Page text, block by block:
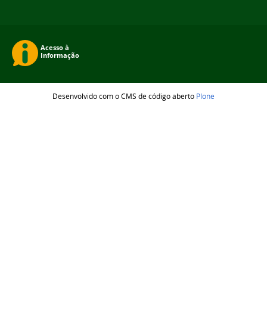
Desenvolvido com o CMS de código aberto Plone